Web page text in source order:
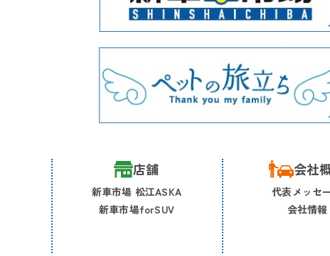
店舗
新車市場 松江ASKA
新車市場forSUV
会社
代表メッセ
会社情報